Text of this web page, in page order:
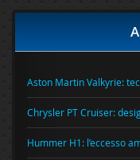
Aston Martin Valkyrie:
Chrysler PT Cruiser:
Hummer H1: l’eccesso